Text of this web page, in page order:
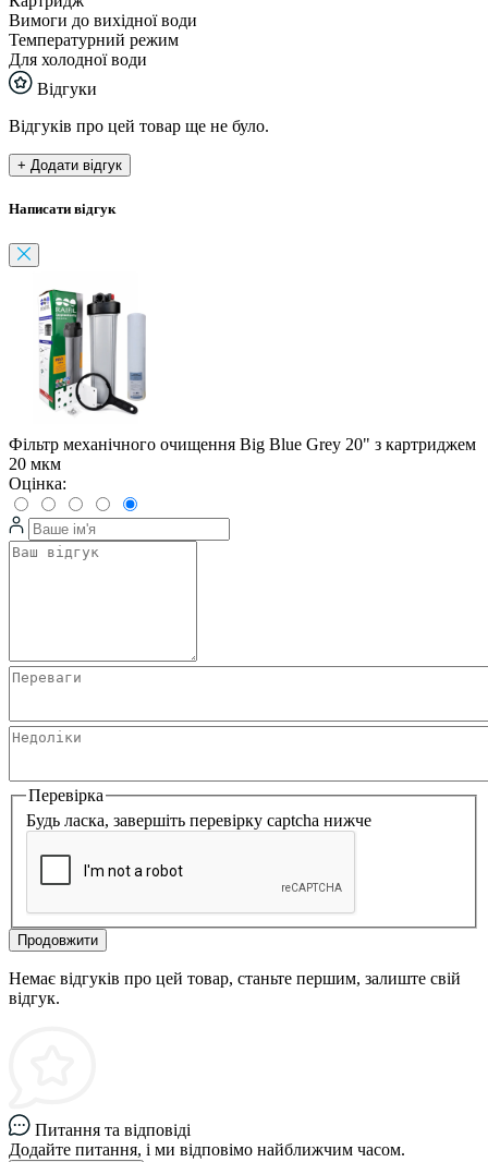
Вимоги до вихідної води
Температурний режим
Для холодної води
Відгуки
Відгуків про цей товар ще не було.
+ Додати відгук
Написати відгук
Фільтр механічного очищення Big Blue Grey 20" з картриджем
20 мкм
Оцінка:
Перевірка
Будь ласка, завершіть перевірку captcha нижче
Продовжити
Немає відгуків про цей товар, станьте першим, залиште свій
відгук.
Питання та відповіді
Додайте питання, і ми відповімо найближчим часом.